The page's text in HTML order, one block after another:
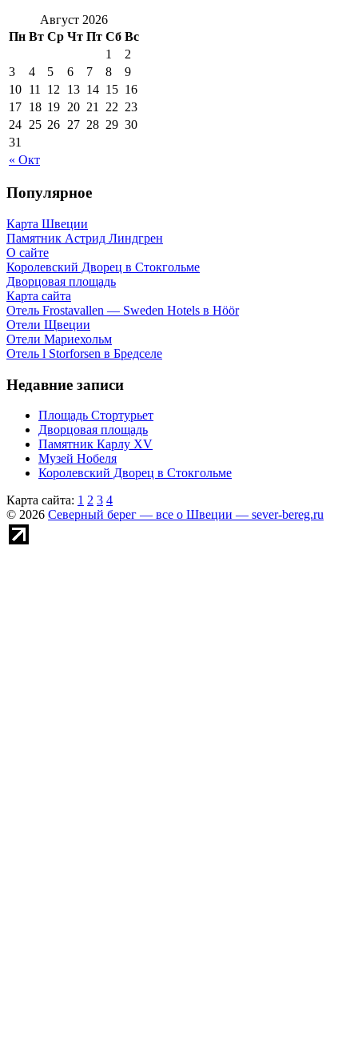
Август 2026
Пн Вт Ср Чт Пт Сб Вс
« Окт
1
2
3
4 5 6 7 8
9
10 11 12 13 14 15 16
17 18 19 20 21 22 23
24 25 26 27 28 29 30
31
Популярное
Карта Швеции
Памятник Астрид Линдгрен
О сайте
Королевский Дворец в Стокгольме
Дворцовая площадь
Карта сайта
Отель Frostavallen — Sweden Hotels в Höör
Отели Щвеции
Отели Мариехольм
Отель l Storforsen в Бредселе
Недавние записи
Площадь Стортурьет
Дворцовая площадь
Памятник Карлу XV
Музей Нобеля
Королевский Дворец в Стокгольме
Карта сайта: 1 2 3 4
© 2026 Северный берег — все о Швеции — sever-bereg.ru